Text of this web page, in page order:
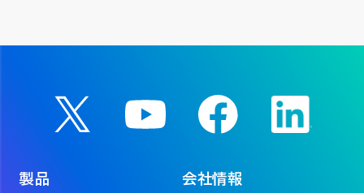
製品 会社情報